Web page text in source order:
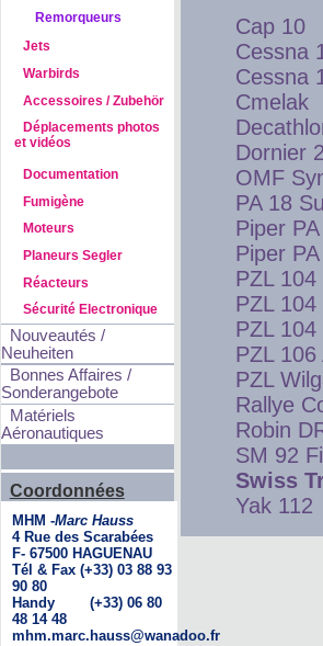
Remorqueurs
Jets
Warbirds
Accessoires / Zubehör
Déplacements photos
et vidéos
Documentation
Fumigène
Moteurs
Planeurs Segler
Réacteurs
Sécurité Electronique
Nouveautés /
Neuheiten
Bonnes Affaires /
Sonderangebote
Matériels
Aéronautiques
Coordonnées
MHM -Marc Hauss
4 Rue des Scarabées
F- 67500 HAGUENAU
Tél & Fax (+33) 03 88 93
90 80
Handy (+33) 06 80
48 14 48
mhm.marc.hauss@wanadoo.fr
Cap 10
Cessna
Cessna
Cmelak
Dornier
OMF
PA 18
Piper
Piper
PZL 104
PZL
PZL
PZL 106
PZL
Rallye
Robin
SM 92
Swiss
Yak 112